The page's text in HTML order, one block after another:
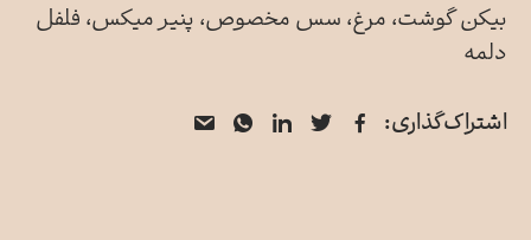
بیکن گوشت، مرغ، سس مخصوص، پنیر میکس، فلفل
دلمه
اشتراک‌گذاری:
فیسبوکتوییترلینکدین
واتس